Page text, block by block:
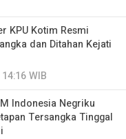
KPU Kotim Resmi
dan Ditahan Kejati
WIB
Indonesia Negriku
Tersangka Tinggal